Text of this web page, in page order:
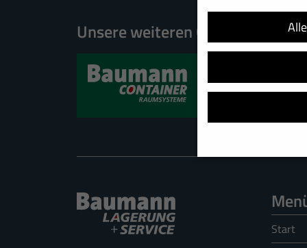
Unsere weiteren
Start
helfen, diese Website
Adressen), z. B. für
Verwendung Ihrer
Hier finden Sie eine